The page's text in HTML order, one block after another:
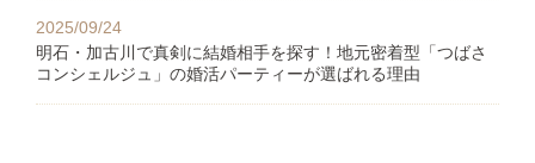
2025/09/24
明石・加古川で真剣に結婚相手を探す！地元密着型「つばさ
コンシェルジュ」の婚活パーティーが選ばれる理由